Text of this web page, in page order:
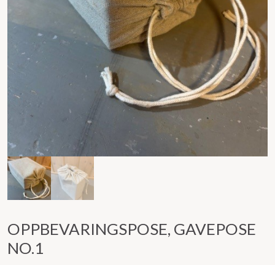
OPPBEVARINGSPOSE, GAVEPOSE
NO.1